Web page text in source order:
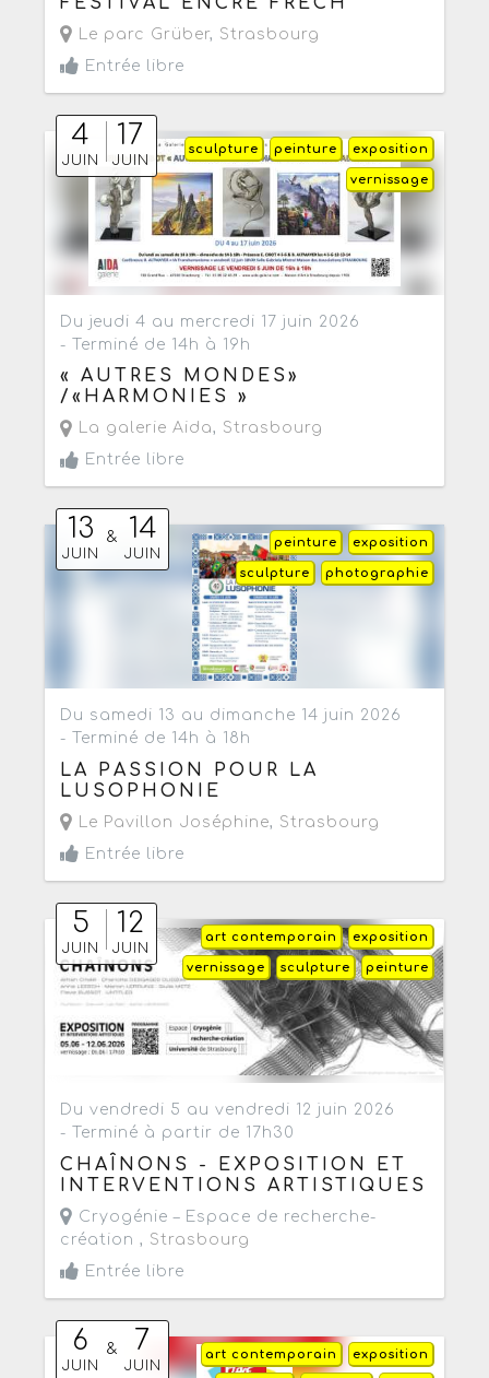
Le parc Grüber, Strasbourg
Entrée libre
4
JUIN
17
JUIN
exposition
peinture
sculpture
vernissage
Du jeudi 4 au mercredi 17 juin 2026
- Terminé de 14h à 19h
« AUTRES MONDES»
/«HARMONIES »
La galerie Aida, Strasbourg
Entrée libre
13
JUIN
& 14
JUIN
exposition
peinture
photographie
sculpture
Du samedi 13 au dimanche 14 juin 2026
- Terminé de 14h à 18h
LA PASSION POUR LA
LUSOPHONIE
Le Pavillon Joséphine, Strasbourg
Entrée libre
5
JUIN
12
JUIN
exposition
art contemporain
peinture
sculpture
vernissage
Du vendredi 5 au vendredi 12 juin 2026
- Terminé à partir de 17h30
CHAÎNONS - EXPOSITION ET
INTERVENTIONS ARTISTIQUES
Cryogénie – Espace de recherche-
création , Strasbourg
Entrée libre
6
JUIN
& 7
JUIN
exposition
art contemporain